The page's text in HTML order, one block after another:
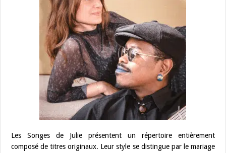
Les Songes de Julie présentent un répertoire entièrement
composé de titres originaux. Leur style se distingue par le mariage